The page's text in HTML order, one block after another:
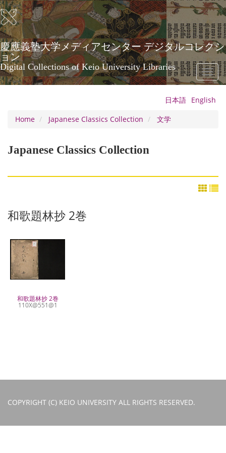
Skip
to
main
content
慶應義塾大学メディアセンター デジタルコレクシ
ョン
Digital Collections of Keio University Libraries
Toggle
日本語 English
Home
Japanese Classics Collection 文学
Japanese Classics Collection
和歌題林抄 2巻
和歌題林抄 2巻
110X@551@1
COPYRIGHT (C) KEIO UNIVERSITY ALL RIGHTS RESERVED.